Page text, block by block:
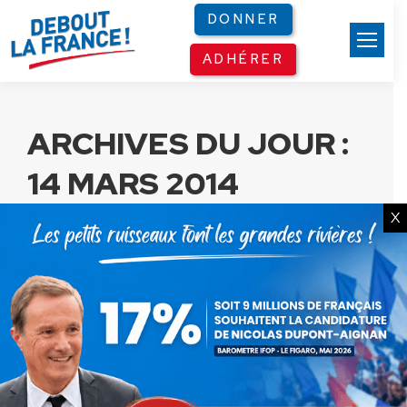
DONNER
ADHÉRER
ARCHIVES DU JOUR :
14 MARS 2014
Montebourg : les discours ne
suffisent pas
Communiqués Par
Debout La France
X
Panneau de gestion des cookies